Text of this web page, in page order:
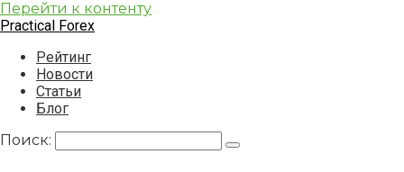
Перейти к контенту
Practical Forex
Рейтинг
Новости
Статьи
Блог
Поиск: